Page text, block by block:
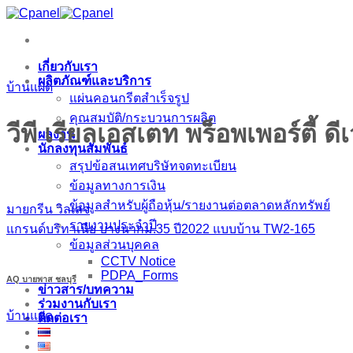
ข้าม
เนื้อหา
เกี่ยวกับเรา
ผลิตภัณฑ์และบริการ
แผ่นคอนกรีตสำเร็จรูป
คุณสมบัติ/กระบวนการผลิต
ผลงาน
นักลงทุนสัมพันธ์
สรุปข้อสนเทศบริษัทจดทะเบียน
ข้อมูลทางการเงิน
ข้อมูลสำหรับผู้ถือหุ้น/รายงานต่อตลาดหลักทรัพย์
รายงานประจำปี
ข้อมูลส่วนบุคคล
CCTV Notice
PDPA_Forms
ข่าวสาร/บทความ
ร่วมงานกับเรา
ติดต่อเรา
บ้านแฝด
วีพี เรียลเอสเตท พร็อพเพอร์ตี้ ดี
มายกรีน วิลเลจ
แกรนด์บริทาเนีย บางนากม.35 ปี2022 แบบบ้าน TW2-165
AQ บายพาส ชลบุรี
บ้านแฝด